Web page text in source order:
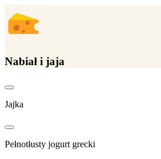
Nabiał i jaja
Jajka
Pełnotłusty jogurt grecki